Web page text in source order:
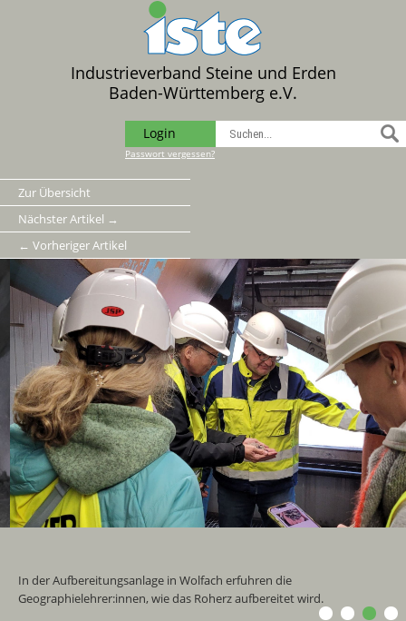
Industrieverband Steine und Erden
Baden-Württemberg e.V.
Login
Passwort vergessen?
Zur Übersicht
Nächster Artikel →
← Vorheriger Artikel
In der Aufbereitungsanlage in Wolfach erfuhren die
Geographielehrer:innen, wie das Roherz aufbereitet wird.